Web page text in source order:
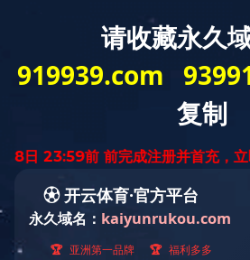
金属系
产品世界